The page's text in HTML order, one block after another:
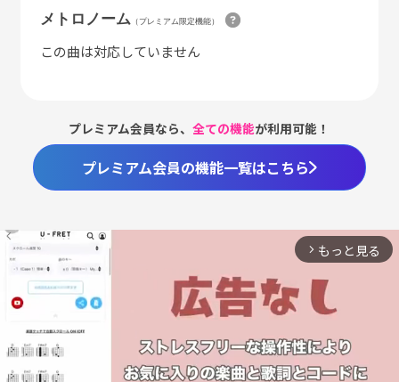
メトロノーム （プレミアム限定機能）
この曲は対応していません
プレミアム会員なら、全ての機能が利用可能！
プレミアム会員の機能一覧はこちら
arrow_forward_ios もっと見る